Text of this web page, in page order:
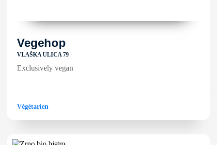
Vegehop
VLAŠKA ULICA 79
Exclusively vegan
Végétarien